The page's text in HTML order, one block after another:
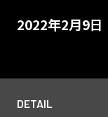
2022年2月9日
DETAIL